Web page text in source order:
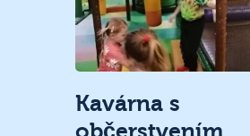
Kavárna s
občerstvením